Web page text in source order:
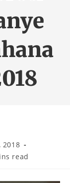
2018
read